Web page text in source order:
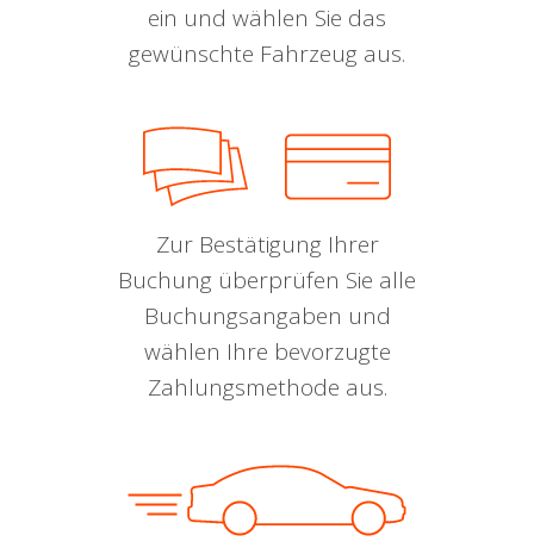
ein und wählen Sie das
gewünschte Fahrzeug aus.
Zur Bestätigung Ihrer
Buchung überprüfen Sie alle
Buchungsangaben und
wählen Ihre bevorzugte
Zahlungsmethode aus.